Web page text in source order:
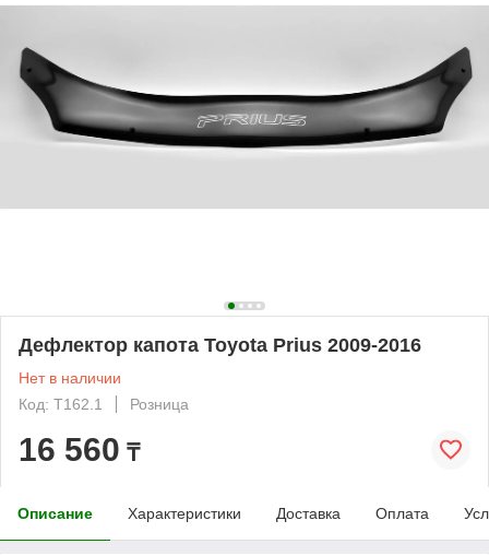
Дефлектор капота Toyota Prius 2009-2016
Нет в наличии
Код: T162.1
Розница
16 560 ₸
Описание Характеристики Доставка Оплата